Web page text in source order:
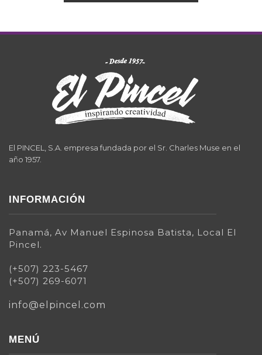
El PINCEL, S.A. empresa fundada por el Sr. Charles Muse en el
año 1957.
INFORMACIÓN
Panamá, Av Manuel Espinosa Batista, Local El
Pincel.
(+507) 223-5467
(+507) 269-6071
info@elpincel.com
MENÚ